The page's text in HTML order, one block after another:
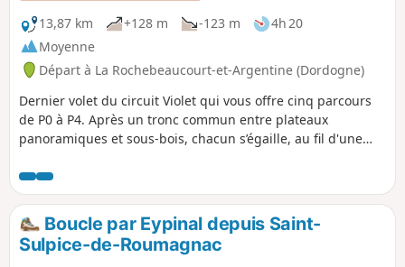
13,87 km
+128 m -123 m
4h 20
Moyenne
Départ à La Rochebeaucourt-et-Argentine (Dordogne)
Dernier volet du circuit Violet qui vous offre cinq parcours
de P0 à P4. Après un tronc commun entre plateaux
panoramiques et sous-bois, chacun s’égaille, au fil d'une
des hameaux ou près de petits châteaux voire de vestiges
historiques. Le P4, dans son final, sera l'occasion de vous
pencher sur la légende entre la fille du Baron Galard de
Béarn et le fils du Baron de Feuillade puis d'aborder de
magnifiques cluzeaux (abri-cavernes).
Boucle par Eypinal depuis Saint-
Sulpice-de-Roumagnac